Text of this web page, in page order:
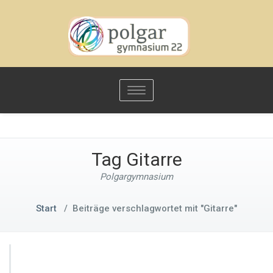
Toggle
navigation
Tag Gitarre
Polgargymnasium
Start / Beiträge verschlagwortet mit "Gitarre"